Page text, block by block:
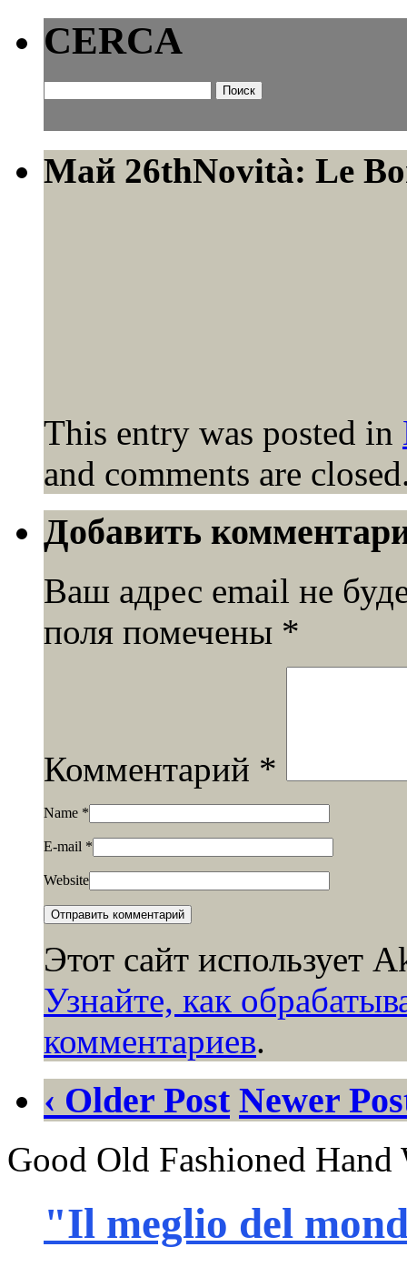
CERCA
Май 26thNovità: Le
This entry was posted in
and comments are
Добавить
Ваш адрес email не
поля помечены *
Комментарий *
Name *
E-mail *
Website
Этот сайт использует
Узнайте, как
комментариев.
‹ Older Post Newer
Good Old Fashioned
"Il meglio del